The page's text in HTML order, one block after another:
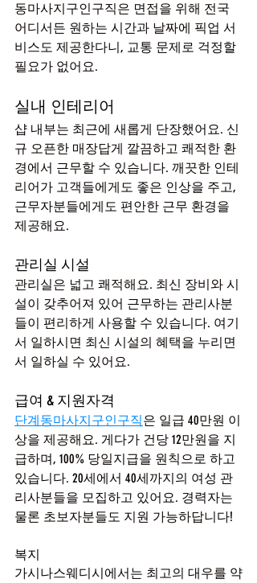
동마사지구인구직은 면접을 위해 전국
어디서든 원하는 시간과 날짜에 픽업 서
비스도 제공한다니, 교통 문제로 걱정할
필요가 없어요.
실내 인테리어
샵 내부는 최근에 새롭게 단장했어요. 신
규 오픈한 매장답게 깔끔하고 쾌적한 환
경에서 근무할 수 있습니다. 깨끗한 인테
리어가 고객들에게도 좋은 인상을 주고,
근무자분들에게도 편안한 근무 환경을
제공해요.
관리실 시설
관리실은 넓고 쾌적해요. 최신 장비와 시
설이 갖추어져 있어 근무하는 관리사분
들이 편리하게 사용할 수 있습니다. 여기
서 일하시면 최신 시설의 혜택을 누리면
서 일하실 수 있어요.
급여 & 지원자격
단계동마사지구인구직은 일급 40만원 이
상을 제공해요. 게다가 건당 12만원을 지
급하며, 100% 당일지급을 원칙으로 하고
있습니다. 20세에서 40세까지의 여성 관
리사분들을 모집하고 있어요. 경력자는
물론 초보자분들도 지원 가능하답니다!
복지
가시나스웨디시에서는 최고의 대우를 약